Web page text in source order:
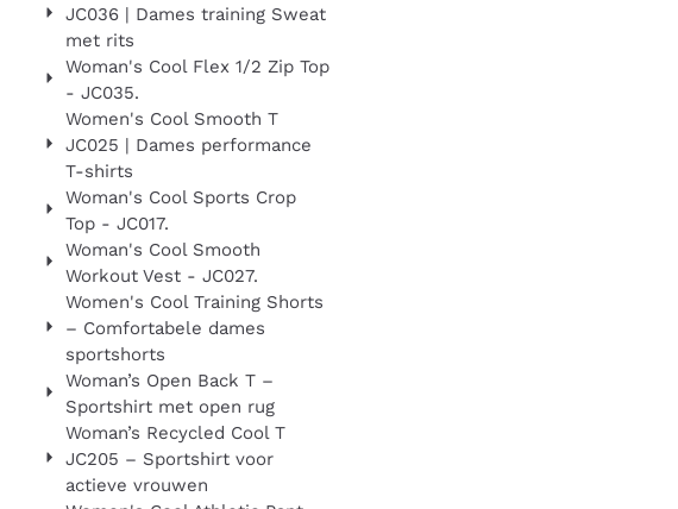
JC036 | Dames training Sweat
met rits
Woman's Cool Flex 1/2 Zip Top
- JC035.
Women's Cool Smooth T
JC025 | Dames performance
T-shirts
Woman's Cool Sports Crop
Top - JC017.
Woman's Cool Smooth
Workout Vest - JC027.
Women's Cool Training Shorts
– Comfortabele dames
sportshorts
Woman’s Open Back T –
Sportshirt met open rug
Woman’s Recycled Cool T
JC205 – Sportshirt voor
actieve vrouwen